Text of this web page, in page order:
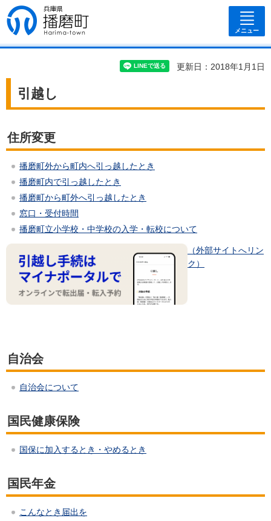
兵庫県 播磨
町
メニュー
更新日：2018年1月1日
引越し
住所変更
播磨町外から町内へ引っ越したとき
播磨町内で引っ越したとき
播磨町から町外へ引っ越したとき
窓口・受付時間
播磨町立小学校・中学校の入学・転校について
（外部サイトへリン
ク）
自治会
自治会について
国民健康保険
国保に加入するとき・やめるとき
国民年金
こんなとき届出を